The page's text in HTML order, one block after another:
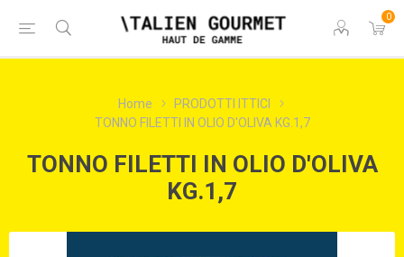
0
Home
PRODOTTI ITTICI
TONNO FILETTI IN OLIO D'OLIVA KG.1,7
TONNO FILETTI IN OLIO D'OLIVA
KG.1,7